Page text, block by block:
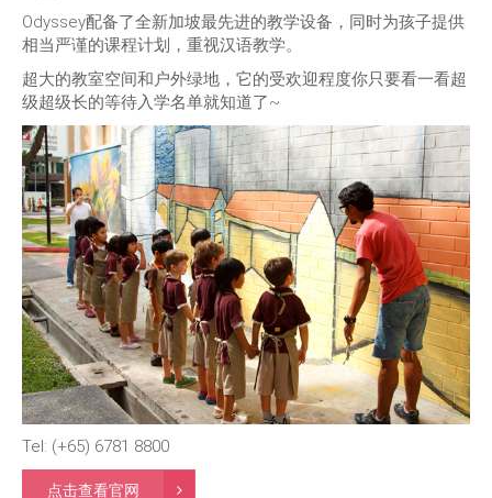
Odyssey配备了全新加坡最先进的教学设备，同时为孩子提供
相当严谨的课程计划，重视汉语教学。
超大的教室空间和户外绿地，它的受欢迎程度你只要看一看超
级超级长的等待入学名单就知道了~
Tel: (+65) 6781 8800
点击查看官网